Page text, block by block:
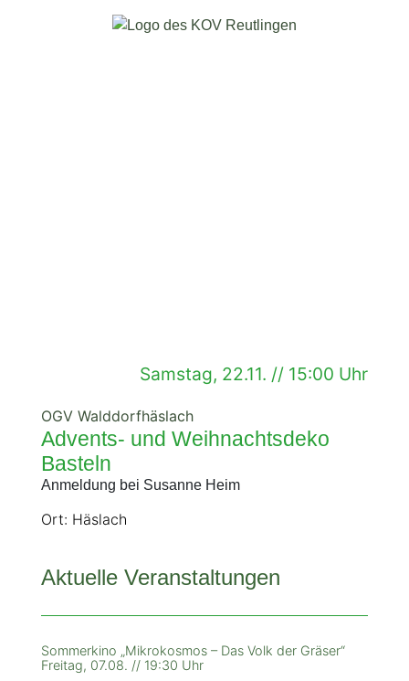
Samstag, 22.11. // 15:00 Uhr
OGV Walddorfhäslach
Advents- und Weihnachtsdeko
Basteln
Anmeldung bei Susanne Heim
Ort: Häslach
Aktuelle Veranstaltungen
Sommerkino „Mikrokosmos – Das Volk der Gräser“
Freitag, 07.08. // 19:30 Uhr